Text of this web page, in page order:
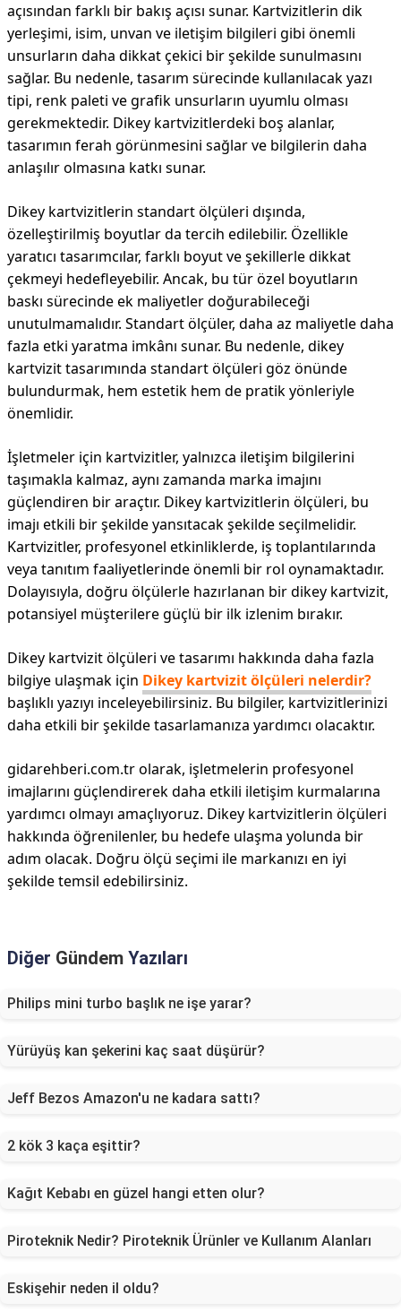
açısından farklı bir bakış açısı sunar. Kartvizitlerin dik
yerleşimi, isim, unvan ve iletişim bilgileri gibi önemli
unsurların daha dikkat çekici bir şekilde sunulmasını
sağlar. Bu nedenle, tasarım sürecinde kullanılacak yazı
tipi, renk paleti ve grafik unsurların uyumlu olması
gerekmektedir. Dikey kartvizitlerdeki boş alanlar,
tasarımın ferah görünmesini sağlar ve bilgilerin daha
anlaşılır olmasına katkı sunar.
Dikey kartvizitlerin standart ölçüleri dışında,
özelleştirilmiş boyutlar da tercih edilebilir. Özellikle
yaratıcı tasarımcılar, farklı boyut ve şekillerle dikkat
çekmeyi hedefleyebilir. Ancak, bu tür özel boyutların
baskı sürecinde ek maliyetler doğurabileceği
unutulmamalıdır. Standart ölçüler, daha az maliyetle daha
fazla etki yaratma imkânı sunar. Bu nedenle, dikey
kartvizit tasarımında standart ölçüleri göz önünde
bulundurmak, hem estetik hem de pratik yönleriyle
önemlidir.
İşletmeler için kartvizitler, yalnızca iletişim bilgilerini
taşımakla kalmaz, aynı zamanda marka imajını
güçlendiren bir araçtır. Dikey kartvizitlerin ölçüleri, bu
imajı etkili bir şekilde yansıtacak şekilde seçilmelidir.
Kartvizitler, profesyonel etkinliklerde, iş toplantılarında
veya tanıtım faaliyetlerinde önemli bir rol oynamaktadır.
Dolayısıyla, doğru ölçülerle hazırlanan bir dikey kartvizit,
potansiyel müşterilere güçlü bir ilk izlenim bırakır.
Dikey kartvizit ölçüleri ve tasarımı hakkında daha fazla
bilgiye ulaşmak için Dikey kartvizit ölçüleri nelerdir?
başlıklı yazıyı inceleyebilirsiniz. Bu bilgiler, kartvizitlerinizi
daha etkili bir şekilde tasarlamanıza yardımcı olacaktır.
gidarehberi.com.tr olarak, işletmelerin profesyonel
imajlarını güçlendirerek daha etkili iletişim kurmalarına
yardımcı olmayı amaçlıyoruz. Dikey kartvizitlerin ölçüleri
hakkında öğrenilenler, bu hedefe ulaşma yolunda bir
adım olacak. Doğru ölçü seçimi ile markanızı en iyi
şekilde temsil edebilirsiniz.
Diğer Gündem Yazıları
Philips mini turbo başlık ne işe yarar?
Yürüyüş kan şekerini kaç saat düşürür?
Jeff Bezos Amazon'u ne kadara sattı?
2 kök 3 kaça eşittir?
Kağıt Kebabı en güzel hangi etten olur?
Piroteknik Nedir? Piroteknik Ürünler ve Kullanım Alanları
Eskişehir neden il oldu?